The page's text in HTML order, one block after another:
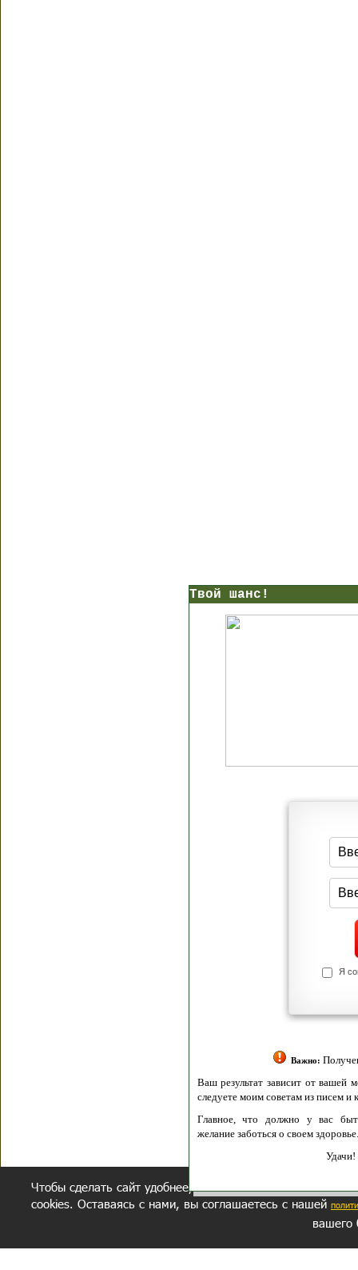
Твой шанс!
Я
Важно:Получение
Ваш результат зависит от вашей
следуете моим советам из писем и книг.
Главное, что должно у вас быть -
желание заботься о своем здоровье.
Удачи!
Чтобы сделать сайт удобнее, осуществляется обработка
cookies. Оставаясь с нами, вы соглашаетесь с нашей
вашего